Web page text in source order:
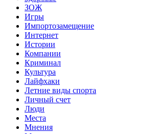
ЗОЖ
Игры
Импортозамещение
Интернет
Истории
Компании
Криминал
Культура
Лайфхаки
Летние виды спорта
Личный счет
Люди
Места
Мнения